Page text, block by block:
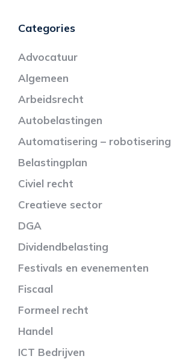
Categories
Advocatuur
Algemeen
Arbeidsrecht
Autobelastingen
Automatisering – robotisering
Belastingplan
Civiel recht
Creatieve sector
DGA
Dividendbelasting
Festivals en evenementen
Fiscaal
Formeel recht
Handel
ICT Bedrijven